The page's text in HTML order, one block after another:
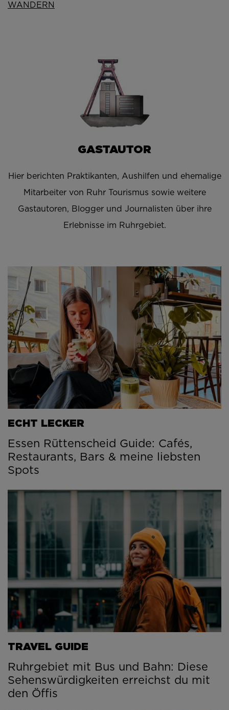
WANDERN
GASTAUTOR
Hier berichten Praktikanten, Aushilfen und ehemalige
Mitarbeiter von Ruhr Tourismus sowie weitere
Gastautoren, Blogger und Journalisten über ihre
Erlebnisse im Ruhrgebiet.
ECHT LECKER
Essen Rüttenscheid Guide: Cafés,
Restaurants, Bars & meine liebsten
Spots
TRAVEL GUIDE
Ruhrgebiet mit Bus und Bahn: Diese
Sehenswürdigkeiten erreichst du mit
den Öffis